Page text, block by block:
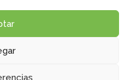
to login